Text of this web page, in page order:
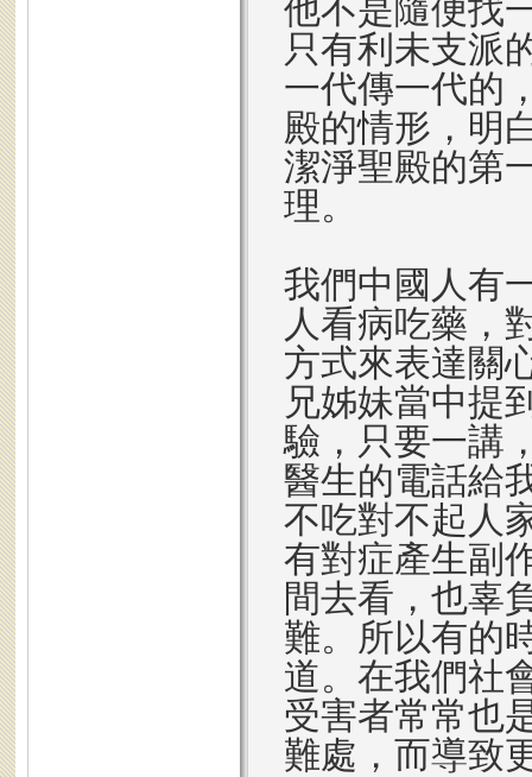
他不是隨便找
只有利未支派
一代傳一代的
殿的情形，明
潔淨聖殿的第
理。
我們中國人有
人看病吃藥，
方式來表達關
兄姊妹當中提
驗，只要一講
醫生的電話給
不吃對不起人
有對症產生副
間去看，也辜
難。所以有的
道。在我們社
受害者常常也
難處，而導致